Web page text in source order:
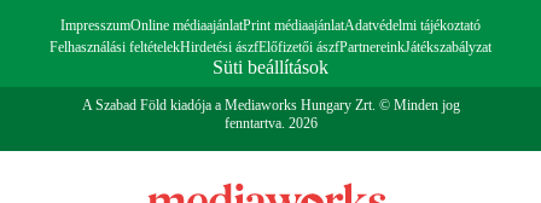
ImpresszumOnline médiaajánlatPrint médiaajánlatAdatvédelmi tájékoztató
Felhasználási feltételekHirdetési ászfElőfizetői ászfPartnereinkJátékszabályzat
Süti beállítások
A Szabad Föld kiadója a Mediaworks Hungary Zrt. © Minden jog
fenntartva. 2026